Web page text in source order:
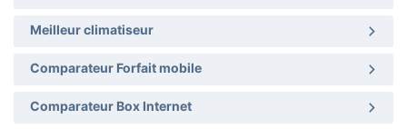
Meilleur climatiseur
Comparateur Forfait mobile
Comparateur Box Internet